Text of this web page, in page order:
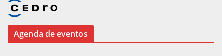
Agenda de eventos